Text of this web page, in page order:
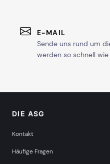
E-MAIL
Sende uns rund um
werden so schnell
DIE ASG
Kontakt
Häufige Fragen